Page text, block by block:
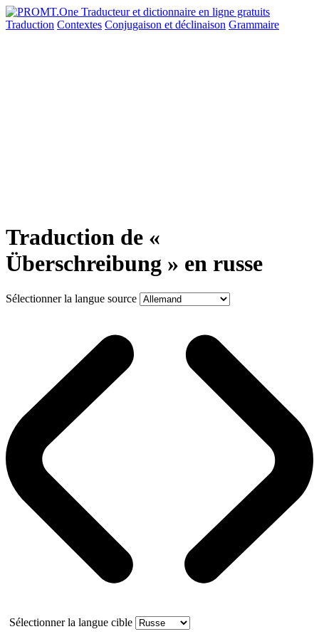
Traduction Contextes Conjugaison et déclinaison Grammaire
Traduction de «
Überschreibung » en russe
Sélectionner la langue source
Sélectionner la langue cible